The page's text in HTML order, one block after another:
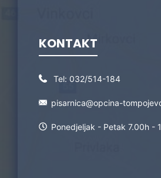
KONTAKT
Tel: 032/514-184
pisarnica@opcina-
Ponedjeljak - Petak 7.00h -